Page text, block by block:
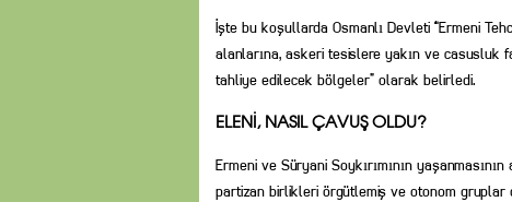
İşte bu koşullarda Osmanlı Devleti “Ermeni
alanlarına, askeri tesislere yakın ve casusluk
tahliye edilecek bölgeler” olarak belirledi.
ELENİ, NASIL ÇAVUŞ OLDU?
Ermeni ve Süryani Soykırımının
partizan birlikleri örgütlemiş ve otonom gruplar